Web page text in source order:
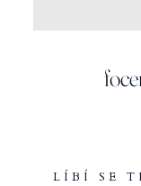
LÍBÍ SE